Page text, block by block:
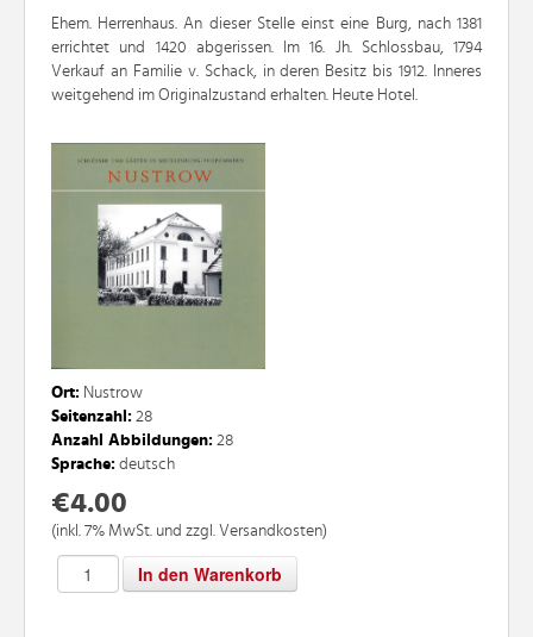
Ehem. Herrenhaus. An dieser Stelle einst eine Burg, nach 1381
errichtet und 1420 abgerissen. Im 16. Jh. Schlossbau, 1794
Verkauf an Familie v. Schack, in deren Besitz bis 1912. Inneres
weitgehend im Originalzustand erhalten. Heute Hotel.
Ort: Nustrow
Seitenzahl: 28
Anzahl Abbildungen: 28
Sprache: deutsch
€4.00
(inkl. 7% MwSt. und zzgl. Versandkosten)